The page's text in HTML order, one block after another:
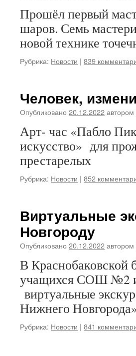
Прошёл первый
шаров. Семь
новой технике
Рубрика: Новости | 839
Человек,
Опубликовано 20.12.2022автором
Арт- час «Пабло
искусство» для
престарелых
Рубрика: Новости | 852
Виртуальные
Новгороду
Опубликовано 20.12.2022автором
В Краснобаковской
учащихся СОШ №2 и
виртуальные
Нижнего
Рубрика: Новости | 841